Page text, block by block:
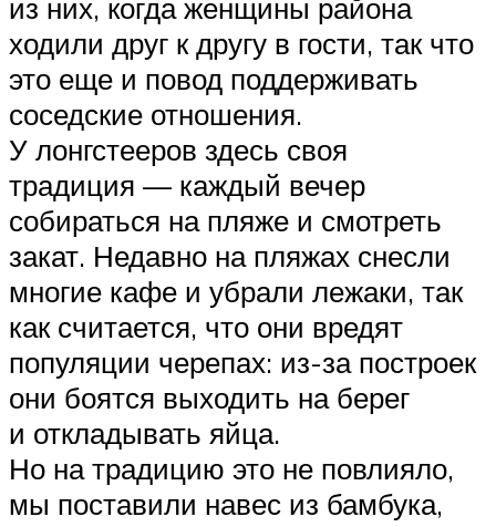
из них, когда женщины района
ходили друг к другу в гости, так что
это еще и повод поддерживать
соседские отношения.
У лонгстееров здесь своя
традиция — каждый вечер
собираться на пляже и смотреть
закат. Недавно на пляжах снесли
многие кафе и убрали лежаки, так
как считается, что они вредят
популяции черепах: из-за построек
они боятся выходить на берег
и откладывать яйца.
Но на традицию это не повлияло,
мы поставили навес из бамбука,